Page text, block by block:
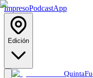
ImpresoPodcastApp
Edición
Quinta